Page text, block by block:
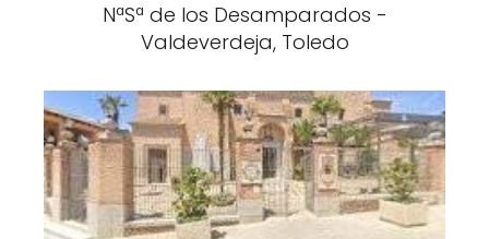
NªSª de los Desamparados -
Valdeverdeja, Toledo